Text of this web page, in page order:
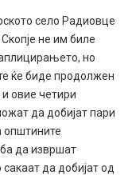
село Радиовце
не им биле
но
ќе биде продолжен
овие четири
да добијат пари
општините
да извршат
да добијат од